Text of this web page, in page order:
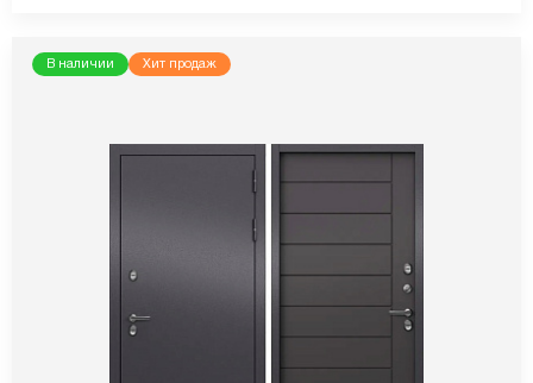
В наличии Хит продаж